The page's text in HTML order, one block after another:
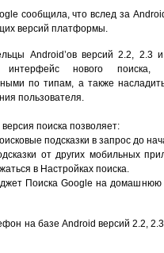
сообщила, что вслед за
версий платформы.
Android’ов версий 2.2, 2.3
интерфейс нового поиска,
по типам, а также
пользователя.
поиска позволяет:
подсказки в запрос до
от других мобильных
в Настройках поиска.
Поиска Google на домашнюю
на базе Android версий 2.2,